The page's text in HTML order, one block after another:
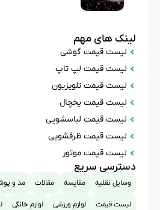
لینک های مهم
لیست قیمت گوشی
لیست قیمت لپ تاپ
لیست قیمت تلویزیون
لیست قیمت یخچال
لیست قیمت لباسشویی
لیست قیمت ظرفشویی
لیست قیمت موتور
دسترسی سریع
وسایل نقلیه مقایسه مقالات مد و
لیست قیمت لوازم ورزشی لوازم خانگی